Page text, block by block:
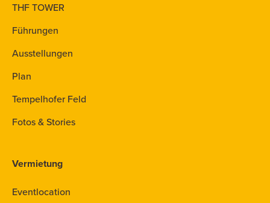
THF TOWER
Führungen
Ausstellungen
Plan
Tempelhofer Feld
Fotos & Stories
Vermietung
Eventlocation